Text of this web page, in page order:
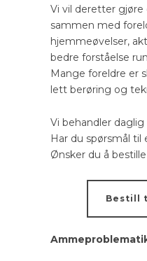
Vi vil deretter gjøre
sammen med
hjemmeøvelser,
bedre forståelse
Mange foreldre er
lett berøring og
Vi behandler
Har du spørsmål
Ønsker du å
Bestill